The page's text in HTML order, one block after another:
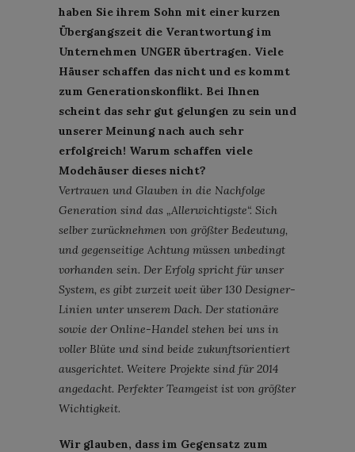
haben Sie ihrem Sohn mit einer kurzen
Übergangszeit die Verantwortung im
Unternehmen UNGER übertragen. Viele
Häuser schaffen das nicht und es kommt
zum Generationskonflikt. Bei Ihnen
scheint das sehr gut gelungen zu sein und
unserer Meinung nach auch sehr
erfolgreich! Warum schaffen viele
Modehäuser dieses nicht?
Vertrauen und Glauben in die Nachfolge
Generation sind das „Allerwichtigste“. Sich
selber zurücknehmen von größter Bedeutung,
und gegenseitige Achtung müssen unbedingt
vorhanden sein. Der Erfolg spricht für unser
System, es gibt zurzeit weit über 130 Designer-
Linien unter unserem Dach. Der stationäre
sowie der Online-Handel stehen bei uns in
voller Blüte und sind beide zukunftsorientiert
ausgerichtet. Weitere Projekte sind für 2014
angedacht. Perfekter Teamgeist ist von größter
Wichtigkeit.
Wir glauben, dass im Gegensatz zum